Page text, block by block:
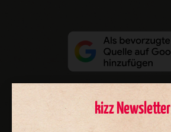
kizz Newsletter